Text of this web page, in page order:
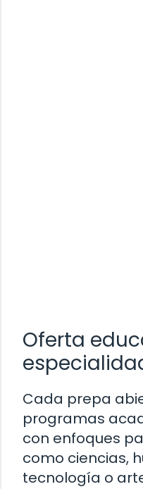
Oferta
Cada prepa
programas
con enfoques
como ciencias,
tecnología o